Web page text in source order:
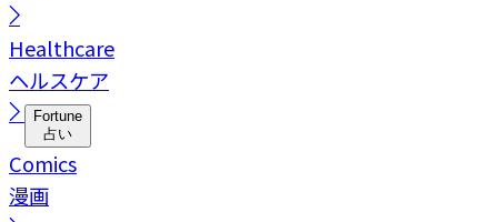
Healthcare
ヘルスケア
Fortune
占い
Comics
漫画